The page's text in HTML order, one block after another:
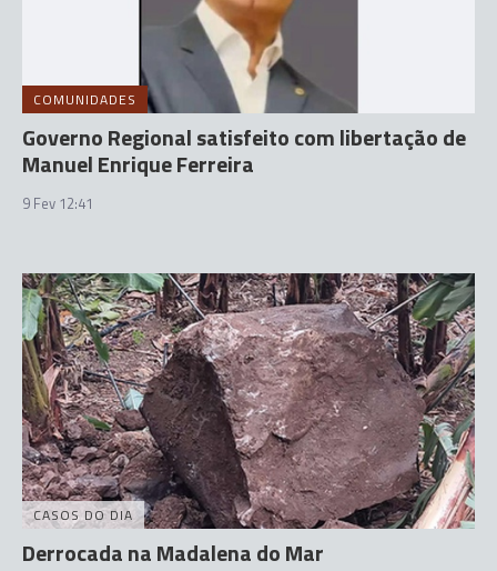
COMUNIDADES
Governo Regional satisfeito com libertação de
Manuel Enrique Ferreira
9 Fev 12:41
CASOS DO DIA
Derrocada na Madalena do Mar